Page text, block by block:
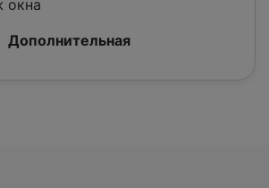
окна
Дополнительная